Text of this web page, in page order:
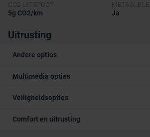
CO2 UITSTOOT
5g CO2/km
Ja
Uitrusting
Andere opties
Multimedia opties
Veiligheidsopties
Comfort en uitrusting